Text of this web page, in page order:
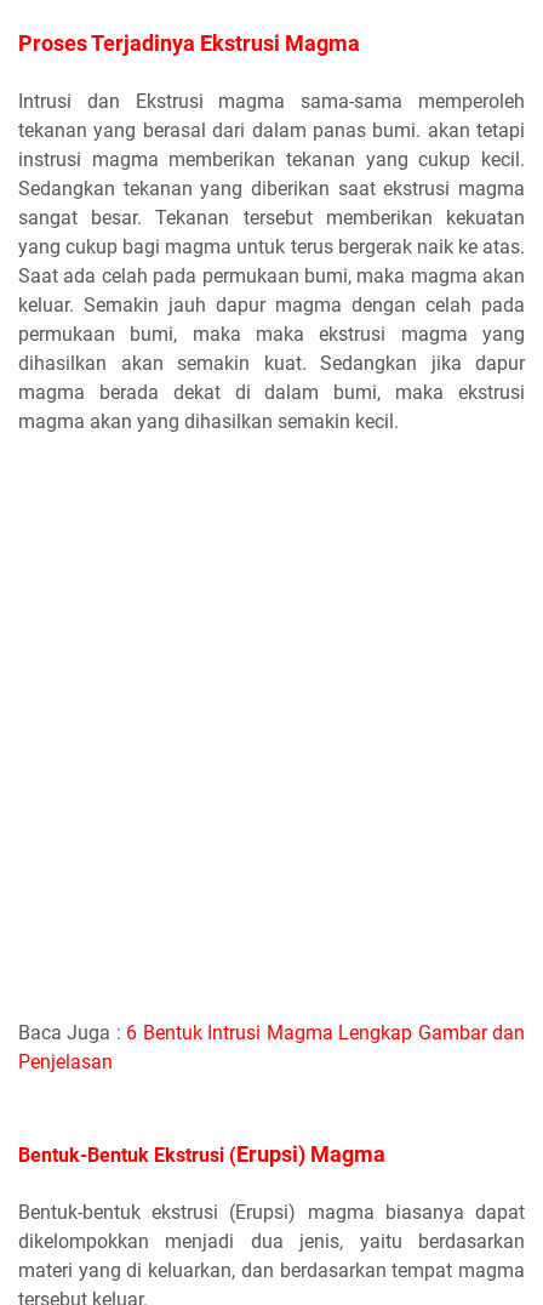
Proses Terjadinya Ekstrusi Magma
Intrusi dan Ekstrusi magma sama-sama memperoleh
tekanan yang berasal dari dalam panas bumi. akan tetapi
instrusi magma memberikan tekanan yang cukup kecil.
Sedangkan tekanan yang diberikan saat ekstrusi magma
sangat besar. Tekanan tersebut memberikan kekuatan
yang cukup bagi magma untuk terus bergerak naik ke atas.
Saat ada celah pada permukaan bumi, maka magma akan
keluar. Semakin jauh dapur magma dengan celah pada
permukaan bumi, maka maka ekstrusi magma yang
dihasilkan akan semakin kuat. Sedangkan jika dapur
magma berada dekat di dalam bumi, maka ekstrusi
magma akan yang dihasilkan semakin kecil.
Baca Juga : 6 Bentuk Intrusi Magma Lengkap Gambar dan
Penjelasan
Bentuk-Bentuk Ekstrusi (Erupsi) Magma
Bentuk-bentuk ekstrusi (Erupsi) magma biasanya dapat
dikelompokkan menjadi dua jenis, yaitu berdasarkan
materi yang di keluarkan, dan berdasarkan tempat magma
tersebut keluar.